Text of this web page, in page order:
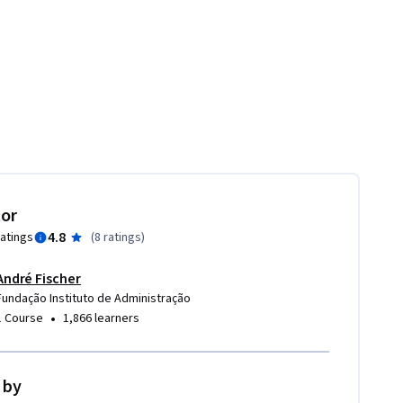
4.8 (8 ratings)
Fischer
Instituto de Administração
Course • 1,866 learners